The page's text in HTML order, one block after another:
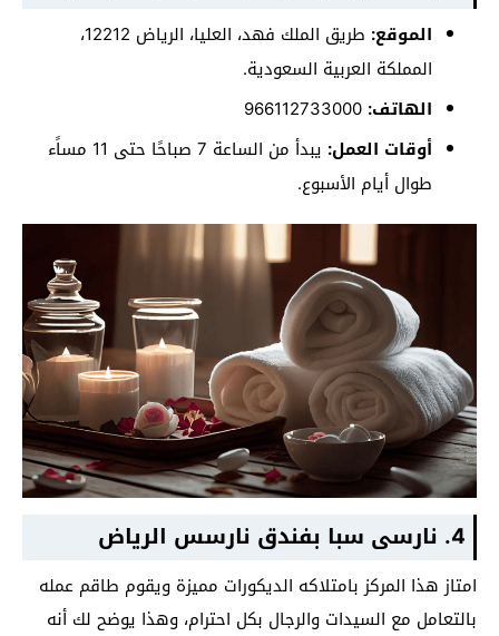
الموقع:
طريق الملك فهد، العليا، الرياض 12212،
المملكة العربية السعودية.
الهاتف:
أوقات العمل:
يبدأ من الساعة 7 صباحًا حتى 11 مساًء
طوال أيام الأسبوع.
4. نارسى سبا بفندق نارسس الرياض
امتاز هذا المركز بامتلاكه الديكورات مميزة ويقوم طاقم عمله
بالتعامل مع السيدات والرجال بكل احترام، وهذا يوضح لك أنه